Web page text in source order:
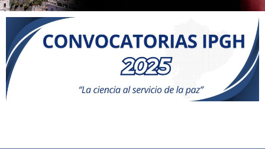
Comprometido
con el desarrollo y
la difusión de la